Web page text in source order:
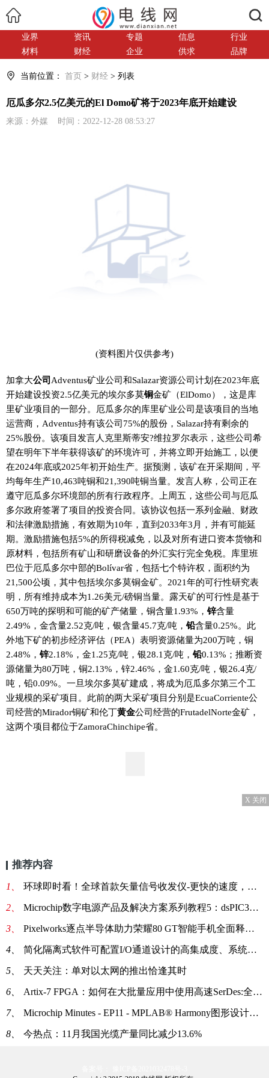
业界 资讯 专题 信息
行业
材料
财经 企业 供求 品牌
当前位置： 首页 > 财经 > 列表
厄瓜多尔2.5亿美元的El Domo矿将于2023年底开始建设
来源：外媒 时间：2022-12-28 08:53:27
(资料图片仅供参考)
加拿大公司 Adventus矿业公司和Salazar资源公司计划在2023年底
开始建设投资2.5亿美元的埃尔多莫铜金矿（ElDomo），这是库
里矿业项目的一部分。厄瓜多尔的库里矿业公司是该项目的当地
运营商，Adventus持有该公司75%的股份，Salazar持有剩余的
25%股份。该项目发言人克里斯蒂安?维拉罗尔表示，这些公司希
望在明年下半年获得该矿的环境许可，并将立即开始施工，以便
在2024年底或2025年初开始生产。据预测，该矿在开采期间，平
均每年生产10,463吨铜和21,390吨铜当量。发言人称，公司正在
遵守厄瓜多尔环境部的所有行政程序。上周五，这些公司与厄瓜
多尔政府签署了项目的投资合同。该协议包括一系列金融、财政
和法律激励措施，有效期为10年，直到2033年3月，并有可能延
期。激励措施包括5%的所得税减免，以及对所有进口资本货物和
原材料，包括所有矿山和研磨设备的外汇实行完全免税。库里班
巴位于厄瓜多尔中部的Bolívar省，包括七个特许权，面积约为
21,500公顷，其中包括埃尔多莫铜金矿。2021年的可行性研究表
明，所有维持成本为1.26美元/磅铜当量。露天矿的可行性是基于
650万吨的探明和可能的矿产储量，铜含量1.93%， 锌含量
2.49%，金含量2.52克/吨，银含量45.7克/吨，铅含量0.25%。此
外地下矿的初步经济评估（PEA）表明资源储量为200万吨，铜
2.48%， 锌2.18%，金1.25克/吨，银28.1克/吨，铅0.13%；推断资
源储量为80万吨，铜2.13%，锌2.46%，金1.60克/吨，银26.4克/
吨，铅0.09%。一旦埃尔多莫矿建成，将成为厄瓜多尔第三个工
业规模的采矿项目。此前的两大采矿项目分别是EcuaCorriente公
司经营的Mirador铜矿和伦丁黄金公司经营的FrutadelNorte金矿，
这两个项目都位于ZamoraChinchipe省。
X 关闭
推荐内容
1、 环球即时看！全球首款矢量信号收发仪-更快的速度，更底的成本，更佳的性能
2、 Microchip数字电源产品及解决方案系列教程5：dsPIC33C特性简介（二）：PWM模块及模拟比较器 (eWorkshop) 头条
3、 Pixelworks逐点半导体助力荣耀80 GT智能手机全面释放显示技能
4、 简化隔离式软件可配置I/O通道设计的高集成度、系统级方法_全球观点
5、 天天关注：单对以太网的推出恰逢其时
6、 Artix-7 FPGA：如何在大批量应用中使用高速SerDes:全球观热点
7、 Microchip Minutes - EP11 - MPLAB® Harmony图形设计器——咖啡机应用程序演示 世界百事通
8、 今热点：11月我国光缆产量同比减少13.6%